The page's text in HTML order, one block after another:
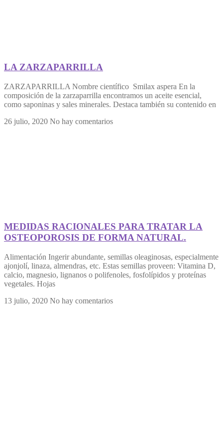
LA ZARZAPARRILLA
ZARZAPARRILLA Nombre científico Smilax aspera En la
composición de la zarzaparrilla encontramos un aceite esencial,
como saponinas y sales minerales. Destaca también su contenido en
26 julio, 2020 No hay comentarios
MEDIDAS RACIONALES PARA TRATAR LA
OSTEOPOROSIS DE FORMA NATURAL.
Alimentación Ingerir abundante, semillas oleaginosas, especialmente
ajonjolí, linaza, almendras, etc. Estas semillas proveen: Vitamina D,
calcio, magnesio, lignanos o polifenoles, fosfolípidos y proteínas
vegetales. Hojas
13 julio, 2020 No hay comentarios